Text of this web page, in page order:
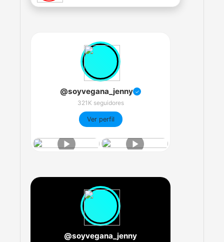
@soyvegana_jenny ✓
321K seguidores
Ver perfil
@soyvegana_jenny